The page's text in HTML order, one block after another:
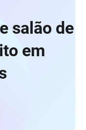
salão de
em